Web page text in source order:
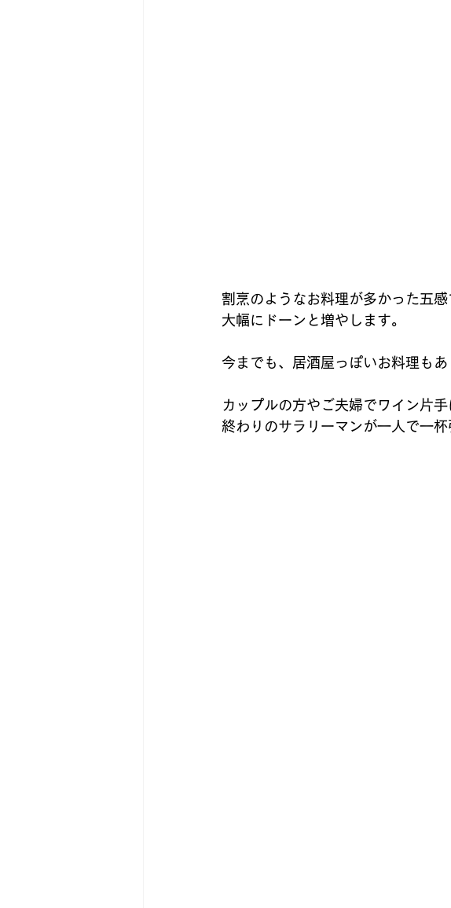
割烹のようなお料理が多かった五
大幅にドーンと増やします。
今までも、居酒屋っぽいお料理も
カップルの方やご夫婦でワイン片
終わりのサラリーマンが一人で一